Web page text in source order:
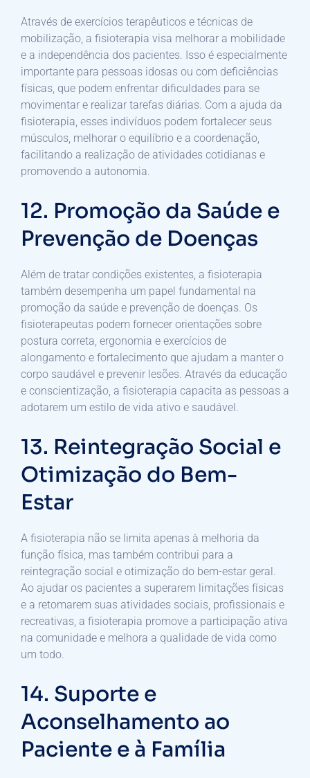
Através de exercícios terapêuticos e técnicas de
mobilização, a fisioterapia visa melhorar a mobilidade
e a independência dos pacientes. Isso é especialmente
importante para pessoas idosas ou com deficiências
físicas, que podem enfrentar dificuldades para se
movimentar e realizar tarefas diárias. Com a ajuda da
fisioterapia, esses indivíduos podem fortalecer seus
músculos, melhorar o equilíbrio e a coordenação,
facilitando a realização de atividades cotidianas e
promovendo a autonomia.
12. Promoção da Saúde e
Prevenção de Doenças
Além de tratar condições existentes, a fisioterapia
também desempenha um papel fundamental na
promoção da saúde e prevenção de doenças. Os
fisioterapeutas podem fornecer orientações sobre
postura correta, ergonomia e exercícios de
alongamento e fortalecimento que ajudam a manter o
corpo saudável e prevenir lesões. Através da educação
e conscientização, a fisioterapia capacita as pessoas a
adotarem um estilo de vida ativo e saudável.
13. Reintegração Social e
Otimização do Bem-
Estar
A fisioterapia não se limita apenas à melhoria da
função física, mas também contribui para a
reintegração social e otimização do bem-estar geral.
Ao ajudar os pacientes a superarem limitações físicas
e a retomarem suas atividades sociais, profissionais e
recreativas, a fisioterapia promove a participação ativa
na comunidade e melhora a qualidade de vida como
um todo.
14. Suporte e
Aconselhamento ao
Paciente e à Família